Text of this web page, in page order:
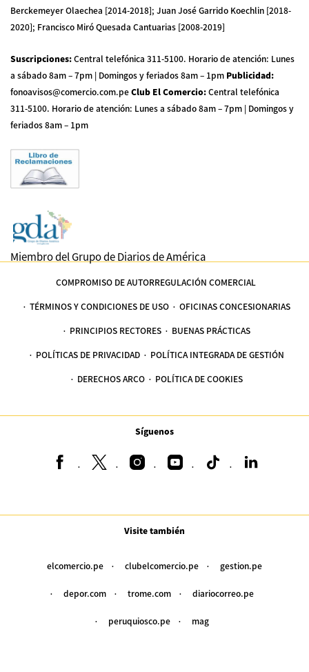
Berckemeyer Olaechea [2014-2018]; Juan José Garrido Koechlin [2018-
2020]; Francisco Miró Quesada Cantuarias [2008-2019]
Suscripciones:Central telefónica 311-5100. Horario de atención: Lunes
a sábado 8am – 7pm | Domingos y feriados 8am – 1pm Publicidad:
fonoavisos@comercio.com.peClub El Comercio:Central telefónica
311-5100. Horario de atención: Lunes a sábado 8am – 7pm | Domingos y
feriados 8am – 1pm
Miembro del Grupo de Diarios de América
COMPROMISO DE AUTORREGULACIÓN COMERCIAL
TÉRMINOS Y CONDICIONES DE USO OFICINAS CONCESIONARIAS
PRINCIPIOS RECTORES BUENAS PRÁCTICAS
POLÍTICAS DE PRIVACIDAD POLÍTICA INTEGRADA DE GESTIÓN
DERECHOS ARCO POLÍTICA DE COOKIES
Síguenos
Visite también
elcomercio.pe clubelcomercio.pe gestion.pe
depor.com trome.com diariocorreo.pe
peruquiosco.pe mag